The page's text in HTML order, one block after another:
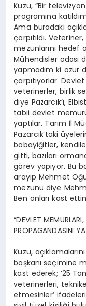
Kuzu, “Bir
programına
Ama buradaki
çarpıtıldı.
mezunlarını hedef
Mühendisler odası
yapmadım ki özür
çarpıtıyorlar.
veterinerler, birlik
diye Pazarcık’ı,
tabii devlet
yaptılar. Tarım İl
Pazarcık’taki
babayiğitler,
gitti, bazıları
görev yapıyor. Bu
arayıp Mehmet
mezunu diye
Ben onları kast
“DEVLET
PROPAGANDASINI
Kuzu,
başkanı seçimine
kast ederek; ‘25
veterinerleri,
etmesinler’